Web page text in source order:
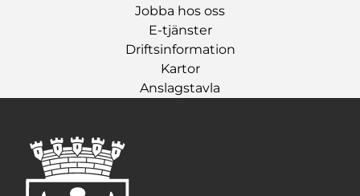
Jobba hos oss
E-tjänster
Driftsinformation
Kartor
Anslagstavla